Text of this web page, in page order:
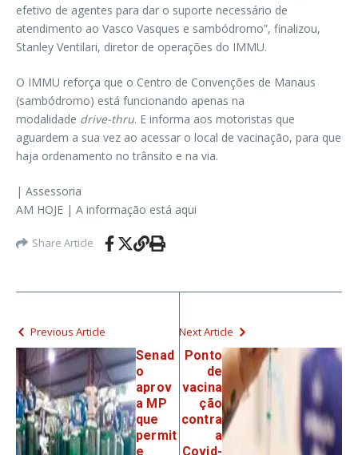
efetivo de agentes para dar o suporte necessário de
atendimento ao Vasco Vasques e sambódromo”, finalizou,
Stanley Ventilari, diretor de operações do IMMU.
O IMMU reforça que o Centro de Convenções de Manaus
(sambódromo) está funcionando apenas na
modalidade drive-thru. E informa aos motoristas que
aguardem a sua vez ao acessar o local de vacinação, para que
haja ordenamento no trânsito e na via.
| Assessoria
AM HOJE | A informação está aqui
Share Article
Previous Article
Senad
o
aprov
a MP
que
permit
e
Next Article
Ponto
de
vacina
ção
contra
a
Covid-